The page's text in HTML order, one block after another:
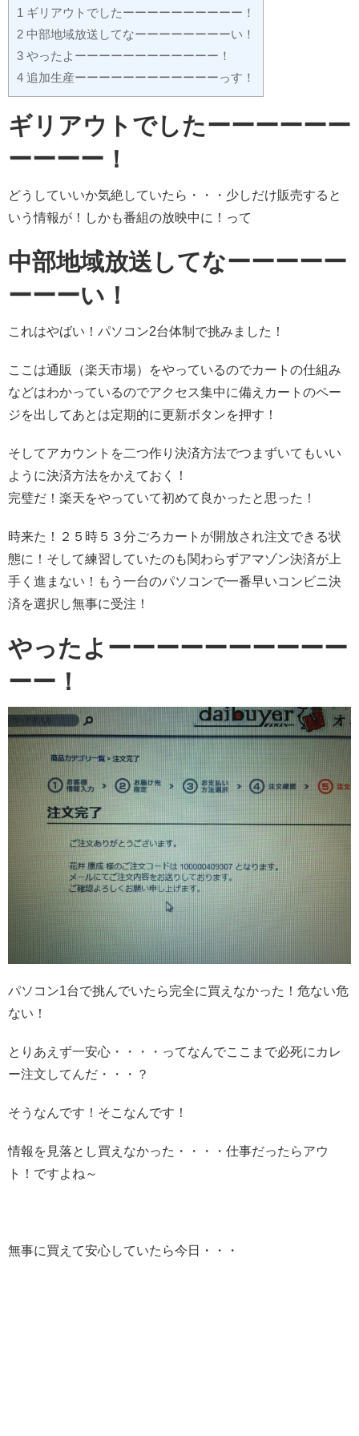
1 ギリアウトでしたーーーーーーーーーー！
2 中部地域放送してなーーーーーーーーい！
3 やったよーーーーーーーーーーーー！
4 追加生産ーーーーーーーーーーーーっす！
ギリアウトでしたーーーーーー
ーーーー！
どうしていいか気絶していたら・・・少しだけ販売すると
いう情報が！しかも番組の放映中に！って
中部地域放送してなーーーーー
ーーーい！
これはやばい！パソコン2台体制で挑みました！
ここは通販（楽天市場）をやっているのでカートの仕組み
などはわかっているのでアクセス集中に備えカートのペー
ジを出してあとは定期的に更新ボタンを押す！
そしてアカウントを二つ作り決済方法でつまずいてもいい
ように決済方法をかえておく！
完璧だ！楽天をやっていて初めて良かったと思った！
時来た！２５時５３分ごろカートが開放され注文できる状
態に！そして練習していたのも関わらずアマゾン決済が上
手く進まない！もう一台のパソコンで一番早いコンビニ決
済を選択し無事に受注！
やったよーーーーーーーーーー
ーー！
パソコン1台で挑んでいたら完全に買えなかった！危ない危
ない！
とりあえず一安心・・・・ってなんでここまで必死にカレ
ー注文してんだ・・・？
そうなんです！そこなんです！
情報を見落とし買えなかった・・・・仕事だったらアウ
ト！ですよね～
無事に買えて安心していたら今日・・・